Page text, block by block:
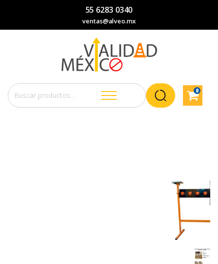
55 6283 0340
ventas@alveo.mx
Buscar
por:
0